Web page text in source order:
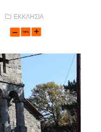
ΕΚΚΛΗΣΙΑ